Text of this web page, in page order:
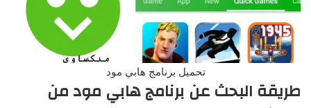
تحميل برنامج هابي مود
طريقة البحث عن برنامج هابي مود من